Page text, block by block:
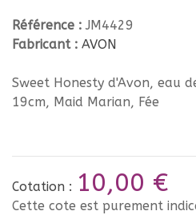
Référence : JM4429
Fabricant : AVON
Sweet Honesty d'Avon, eau
19cm, Maid Marian, Fée
Cotation : 10,00 €
Cette cote est purement